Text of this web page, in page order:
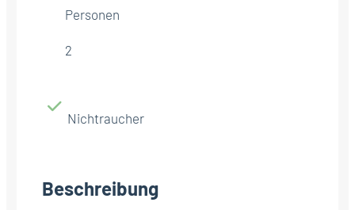
Personen
2
Nichtraucher
Beschreibung